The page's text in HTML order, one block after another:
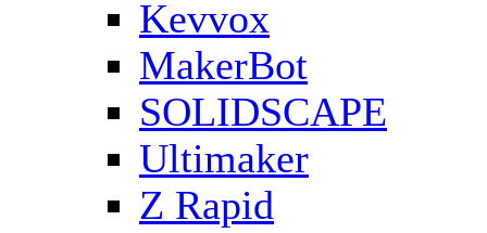
Kevvox
MakerBot
SOLIDSCAPE
Ultimaker
Z Rapid